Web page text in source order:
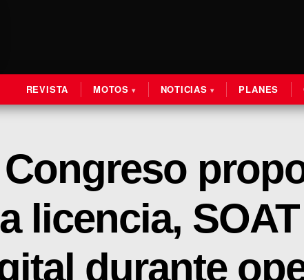
REVISTA MOTOS NOTICIAS PLANES
licencia,
durante